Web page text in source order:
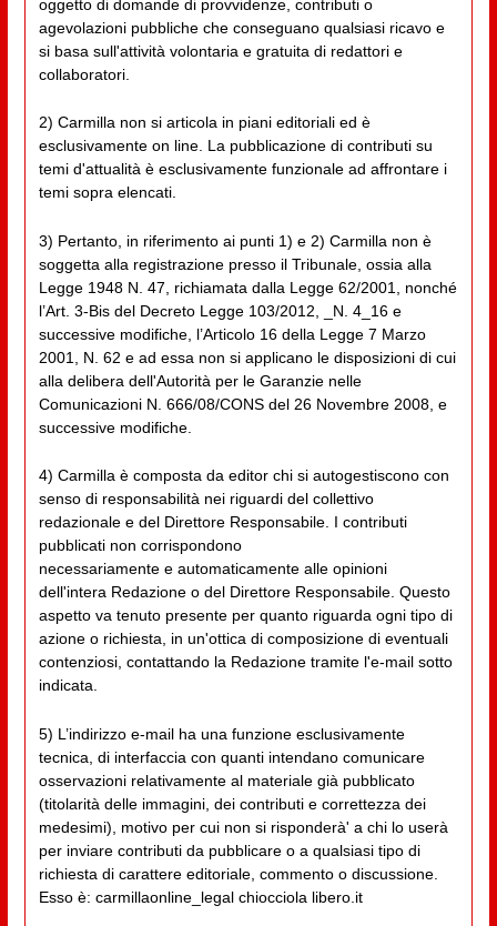
oggetto di domande di provvidenze, contributi o
agevolazioni pubbliche che conseguano qualsiasi ricavo e
si basa sull'attività volontaria e gratuita di redattori e
collaboratori.
2) Carmilla non si articola in piani editoriali ed è
esclusivamente on line. La pubblicazione di contributi su
temi d'attualità è esclusivamente funzionale ad affrontare i
temi sopra elencati.
3) Pertanto, in riferimento ai punti 1) e 2) Carmilla non è
soggetta alla registrazione presso il Tribunale, ossia alla
Legge 1948 N. 47, richiamata dalla Legge 62/2001, nonché
l’Art. 3-Bis del Decreto Legge 103/2012, _N. 4_16 e
successive modifiche, l’Articolo 16 della Legge 7 Marzo
2001, N. 62 e ad essa non si applicano le disposizioni di cui
alla delibera dell'Autorità per le Garanzie nelle
Comunicazioni N. 666/08/CONS del 26 Novembre 2008, e
successive modifiche.
4) Carmilla è composta da editor chi si autogestiscono con
senso di responsabilità nei riguardi del collettivo
redazionale e del Direttore Responsabile. I contributi
pubblicati non corrispondono
necessariamente e automaticamente alle opinioni
dell'intera Redazione o del Direttore Responsabile. Questo
aspetto va tenuto presente per quanto riguarda ogni tipo di
azione o richiesta, in un'ottica di composizione di eventuali
contenziosi, contattando la Redazione tramite l'e-mail sotto
indicata.
5) L’indirizzo e-mail ha una funzione esclusivamente
tecnica, di interfaccia con quanti intendano comunicare
osservazioni relativamente al materiale già pubblicato
(titolarità delle immagini, dei contributi e correttezza dei
medesimi), motivo per cui non si risponderà' a chi lo userà
per inviare contributi da pubblicare o a qualsiasi tipo di
richiesta di carattere editoriale, commento o discussione.
Esso è: carmillaonline_legal chiocciola libero.it